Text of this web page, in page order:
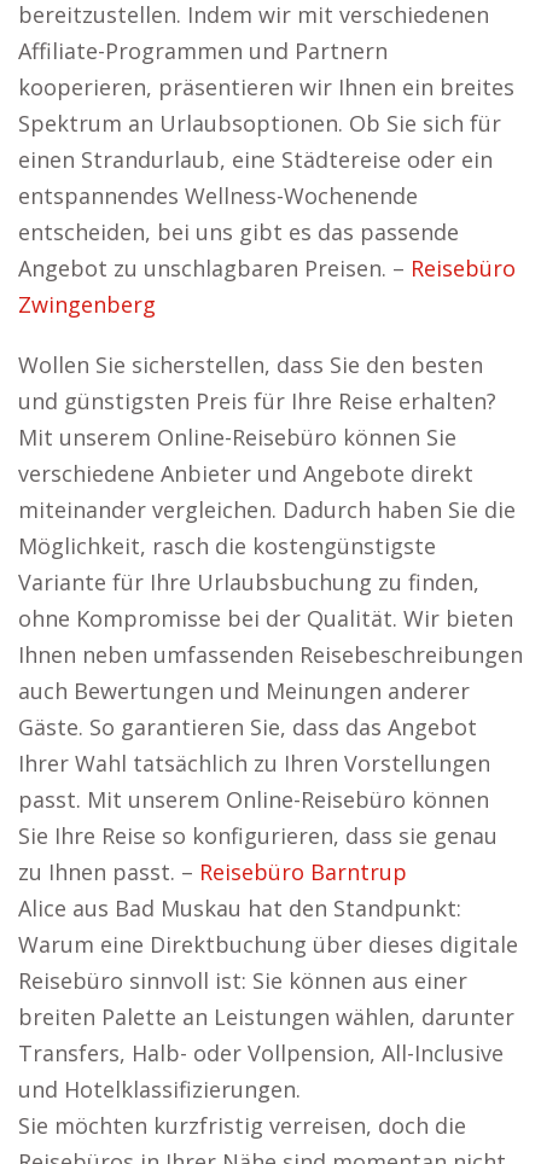
bereitzustellen. Indem wir mit verschiedenen
Affiliate-Programmen und Partnern
kooperieren, präsentieren wir Ihnen ein breites
Spektrum an Urlaubsoptionen. Ob Sie sich für
einen Strandurlaub, eine Städtereise oder ein
entspannendes Wellness-Wochenende
entscheiden, bei uns gibt es das passende
Angebot zu unschlagbaren Preisen. – Reisebüro
Zwingenberg
Wollen Sie sicherstellen, dass Sie den besten
und günstigsten Preis für Ihre Reise erhalten?
Mit unserem Online-Reisebüro können Sie
verschiedene Anbieter und Angebote direkt
miteinander vergleichen. Dadurch haben Sie die
Möglichkeit, rasch die kostengünstigste
Variante für Ihre Urlaubsbuchung zu finden,
ohne Kompromisse bei der Qualität. Wir bieten
Ihnen neben umfassenden Reisebeschreibungen
auch Bewertungen und Meinungen anderer
Gäste. So garantieren Sie, dass das Angebot
Ihrer Wahl tatsächlich zu Ihren Vorstellungen
passt. Mit unserem Online-Reisebüro können
Sie Ihre Reise so konfigurieren, dass sie genau
zu Ihnen passt. – Reisebüro Barntrup
Alice aus Bad Muskau hat den Standpunkt:
Warum eine Direktbuchung über dieses digitale
Reisebüro sinnvoll ist: Sie können aus einer
breiten Palette an Leistungen wählen, darunter
Transfers, Halb- oder Vollpension, All-Inclusive
und Hotelklassifizierungen.
Sie möchten kurzfristig verreisen, doch die